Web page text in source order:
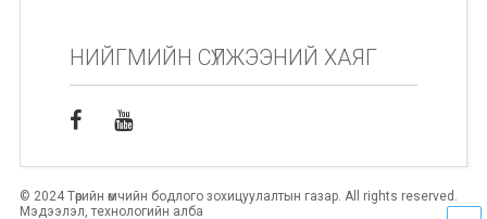
НИЙГМИЙН СҮЛЖЭЭНИЙ ХАЯГ
© 2024 Төрийн өмчийн бодлого зохицуулалтын газар. All rights reserved.
Мэдээлэл, технологийн алба